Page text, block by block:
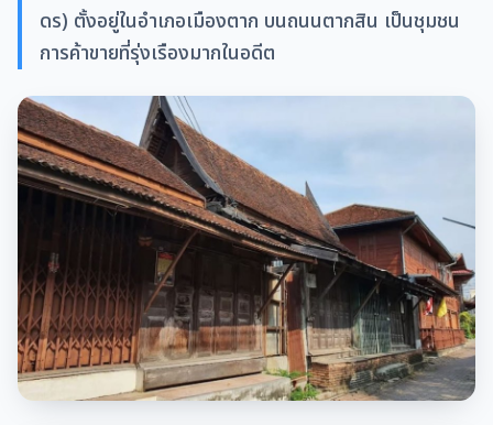
ดร) ตั้งอยู่ในอำเภอเมืองตาก บนถนนตากสิน เป็นชุมชน
การค้าขายที่รุ่งเรืองมากในอดีต